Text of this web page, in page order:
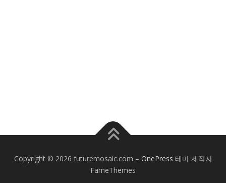
Copyright © 2026 futuremosaic.com – OnePress 테마 제작자
FameThemes